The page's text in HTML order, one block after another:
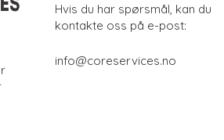
Hvis du har spørsmål, kan du
kontakte oss på e-post:
info@coreservices.no